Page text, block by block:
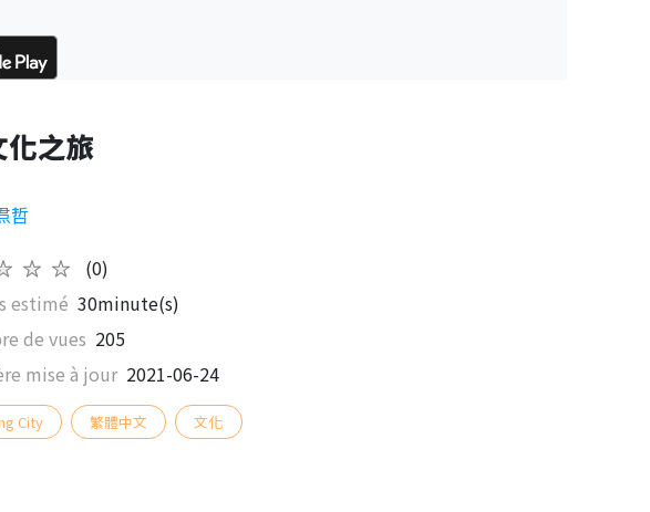
之旅
哲
(0)
estimé 30minute(s)
de vues 205
mise à jour 2021-06-24
City 繁體中文 文化